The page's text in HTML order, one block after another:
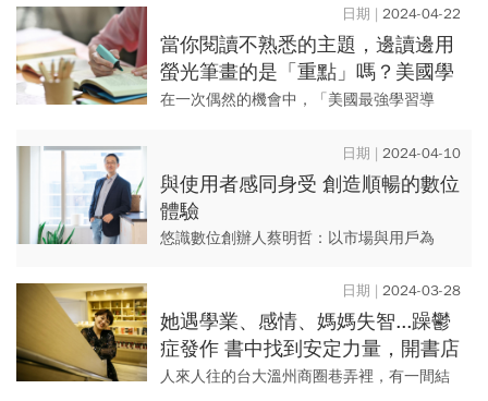
意識到原來學生們都在用錯誤的方法學習。
經過二十年的科學研究...
2024-04-22
當你閱讀不熟悉的主題，邊讀邊用
螢光筆畫的是「重點」嗎？美國學
習權威教你這樣做
在一次偶然的機會中，「美國最強學習導
意識到原來學生們都在用錯誤的方法學習。
經過二十年的科學研究...
2024-04-10
與使用者感同身受 創造順暢的數位
體驗
悠識數位創辦人蔡明哲：以市場與用戶為
忠誠感、信任感、訂單減少...等營運問題。
2024-03-28
她遇學業、感情、媽媽失智...躁鬱
症發作 書中找到安定力量，開書店
讓受傷靈魂再出發！
人來人往的台大溫州商圈巷弄裡，有一間結